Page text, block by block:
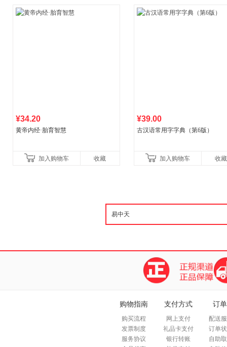
¥34.20
黄帝内经·胎育智慧
加入购物车 收藏
¥39.00
古汉语常用字字典（第6版）
加入购物车 收藏
购物指南
购买流程
发票制度
服务协议
支付方式
网上支付
礼品卡支付
银行转账
订
配送
订单
自助